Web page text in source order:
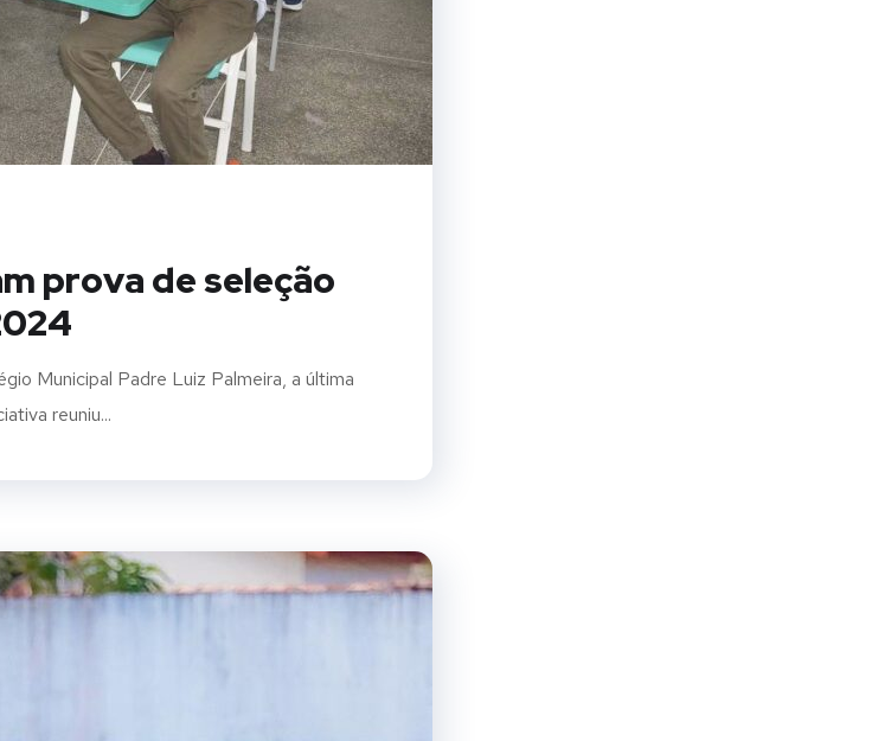
prova de seleção
Municipal Padre Luiz Palmeira, a última
reuniu...